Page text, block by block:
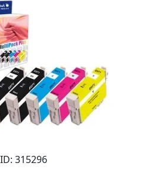
ID: 315296